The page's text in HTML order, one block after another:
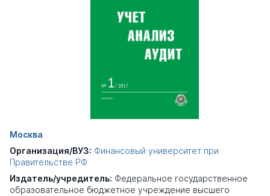
Москва
Организация/ВУЗ: Финансовый университет при
Правительстве РФ
Издатель/учредитель: Федеральное государственное
образовательное бюджетное учреждение высшего